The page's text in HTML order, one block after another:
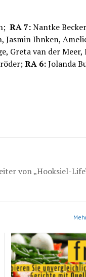
RA 7:Nantke
Jasmin Ihnken,
Greta van der Meer,
RA 6:Jolanda
von „Hooksiel-